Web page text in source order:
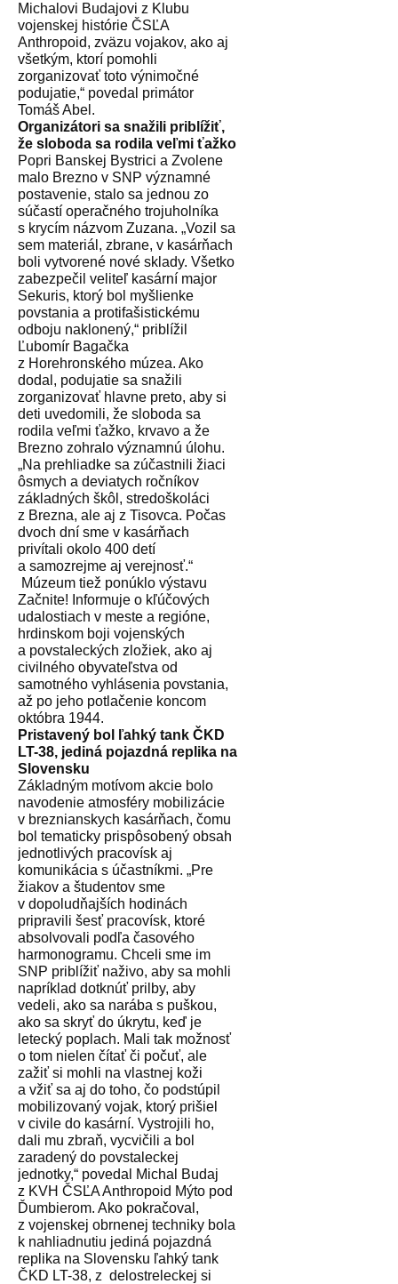
Michalovi Budajovi z Klubu
vojenskej histórie ČSĽA
Anthropoid, zväzu vojakov, ako aj
všetkým, ktorí pomohli
zorganizovať toto výnimočné
podujatie,“ povedal primátor
Tomáš Abel.
Organizátori sa snažili priblížiť,
že sloboda sa rodila veľmi ťažko
Popri Banskej Bystrici a Zvolene
malo Brezno v SNP významné
postavenie, stalo sa jednou zo
súčastí operačného trojuholníka
s krycím názvom Zuzana. „Vozil sa
sem materiál, zbrane, v kasárňach
boli vytvorené nové sklady. Všetko
zabezpečil veliteľ kasární major
Sekuris, ktorý bol myšlienke
povstania a protifašistickému
odboju naklonený,“ priblížil
Ľubomír Bagačka
z Horehronského múzea. Ako
dodal, podujatie sa snažili
zorganizovať hlavne preto, aby si
deti uvedomili, že sloboda sa
rodila veľmi ťažko, krvavo a že
Brezno zohralo významnú úlohu.
„Na prehliadke sa zúčastnili žiaci
ôsmych a deviatych ročníkov
základných škôl, stredoškoláci
z Brezna, ale aj z Tisovca. Počas
dvoch dní sme v kasárňach
privítali okolo 400 detí
a samozrejme aj verejnosť.“
Múzeum tiež ponúklo výstavu
Začnite! Informuje o kľúčových
udalostiach v meste a regióne,
hrdinskom boji vojenských
a povstaleckých zložiek, ako aj
civilného obyvateľstva od
samotného vyhlásenia povstania,
až po jeho potlačenie koncom
októbra 1944.
Pristavený bol ľahký tank ČKD
LT-38, jediná pojazdná replika na
Slovensku
Základným motívom akcie bolo
navodenie atmosféry mobilizácie
v breznianskych kasárňach, čomu
bol tematicky prispôsobený obsah
jednotlivých pracovísk aj
komunikácia s účastníkmi. „Pre
žiakov a študentov sme
v dopoludňajších hodinách
pripravili šesť pracovísk, ktoré
absolvovali podľa časového
harmonogramu. Chceli sme im
SNP priblížiť naživo, aby sa mohli
napríklad dotknúť prilby, aby
vedeli, ako sa narába s puškou,
ako sa skryť do úkrytu, keď je
letecký poplach. Mali tak možnosť
o tom nielen čítať či počuť, ale
zažiť si mohli na vlastnej koži
a vžiť sa aj do toho, čo podstúpil
mobilizovaný vojak, ktorý prišiel
v civile do kasární. Vystrojili ho,
dali mu zbraň, vycvičili a bol
zaradený do povstaleckej
jednotky,“ povedal Michal Budaj
z KVH ČSĽA Anthropoid Mýto pod
Ďumbierom. Ako pokračoval,
z vojenskej obrnenej techniky bola
k nahliadnutiu jediná pojazdná
replika na Slovensku ľahký tank
ČKD LT-38, z delostreleckej si